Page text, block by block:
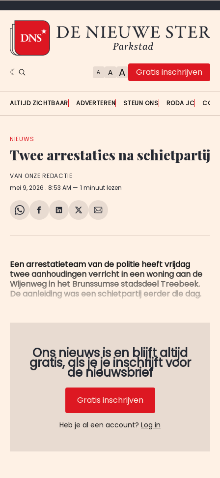
A A A Gratis inschrijven
ALTIJD ZICHTBAAR ADVERTEREN STEUN ONS RODA JC
NIEUWS
Twee arrestaties na schietpartij
VAN ONZE REDACTIE
mei 9, 2026 . 8:53 AM 1 minuut lezen
Share
WhatsApp
Delen
Facebook
Delen
LinkedIn
Share
X
Deel
E-
Een arrestatieteam van de politie heeft vrijdag
twee aanhoudingen verricht in een woning aan de
Wijenweg in het Brunssumse stadsdeel Treebeek.
De aanleiding was een schietpartij eerder die dag.
Ons nieuws is en blijft altijd
gratis, als je je inschrijft voor
de nieuwsbrief
Gratis inschrijven
Heb je al een account? Log in